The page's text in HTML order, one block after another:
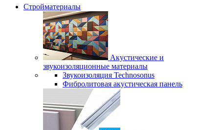
Стройматериалы
Акустические и
звукоизоляционные материалы
Звукоизоляция Technosonus
Фибролитовая акустическая панель